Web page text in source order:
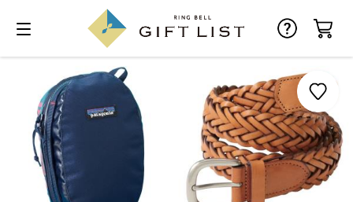
お気に入り